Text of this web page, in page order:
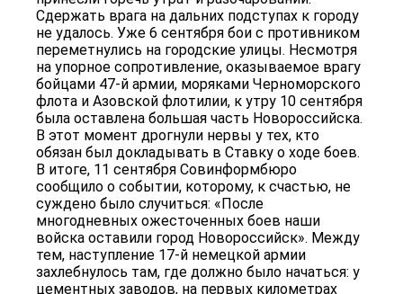
Сдержать врага на дальних подступах к городу
не удалось. Уже 6 сентября бои с противником
переметнулись на городские улицы. Несмотря
на упорное сопротивление, оказываемое врагу
бойцами 47-й армии, моряками Черноморского
флота и Азовской флотилии, к утру 10 сентября
была оставлена большая часть Новороссийска.
В этот момент дрогнули нервы у тех, кто
обязан был докладывать в Ставку о ходе боев.
В итоге, 11 сентября Совинформбюро
сообщило о событии, которому, к счастью, не
суждено было случиться: «После
многодневных ожесточенных боев наши
войска оставили город Новороссийск». Между
тем, наступление 17-й немецкой армии
захлебнулось там, где должно было начаться: у
цементных заводов, на первых километрах